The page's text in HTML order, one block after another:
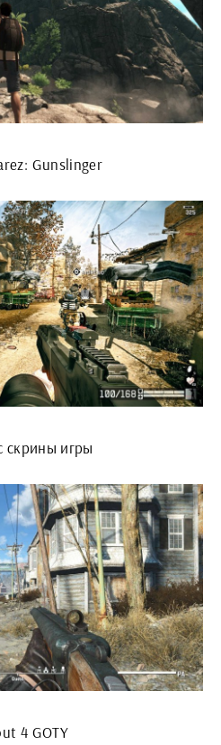
Gunslinger
скрины игры
4 GOTY